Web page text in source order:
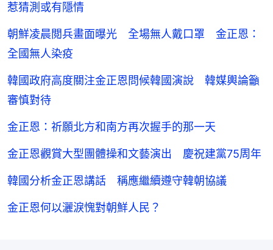
惹猜測或有隱情
朝鮮凌晨閲兵畫面曝光 全場無人戴口罩 金正恩：
全國無人染疫
韓國政府高度關注金正恩問候韓國演說 韓媒輿論籲
審慎對待
金正恩：祈願北方和南方再次握手的那一天
金正恩觀賞大型團體操和文藝演出 慶祝建黨75周年
韓國分析金正恩講話 稱應繼續遵守韓朝協議
金正恩何以灑淚愧對朝鮮人民？